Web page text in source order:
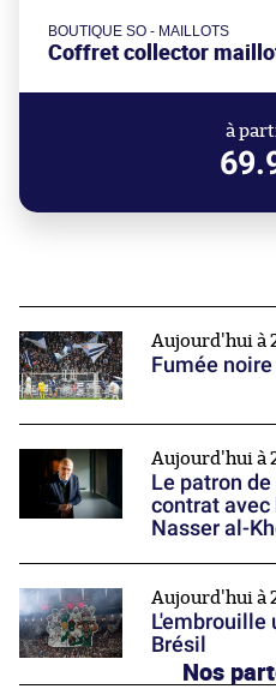
BOUTIQUE SO - MAILLOTS
Coffret collector
à
Aujourd'hui à
Fumée
Aujourd'hui à
Le patron
contrat avec
Nasser al-
Aujourd'hui à
L'embrouille
Brésil
Nos